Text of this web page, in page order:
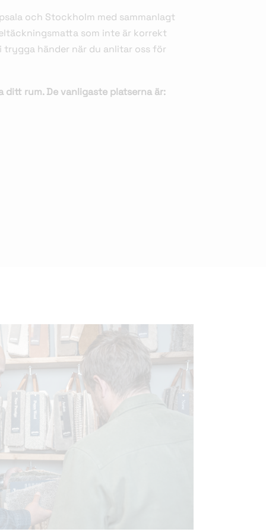
och Stockholm med sammanlagt
som inte är korrekt
trygga händer när du anlitar oss för
rum. De vanligaste platserna är: